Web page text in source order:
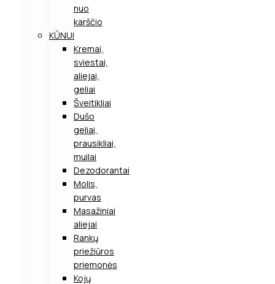
nuo
karščio
KŪNUI
Kremai,
sviestai,
aliejai,
geliai
Šveitikliai
Dušo
geliai,
prausikliai,
muilai
Dezodorantai
Molis,
purvas
Masažiniai
aliejai
Rankų
priežiūros
priemonės
Kojų